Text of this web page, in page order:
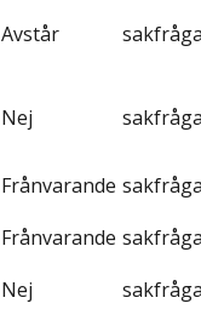
Avstår
Nej
Frånvarande
Frånvarande
Nej